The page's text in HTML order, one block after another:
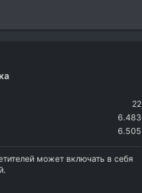
22
6.483
6.505
может включать в себя